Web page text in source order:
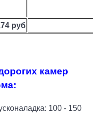
руб
камер
100 - 150